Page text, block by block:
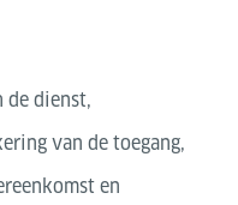
de dienst,
van de toegang,
en